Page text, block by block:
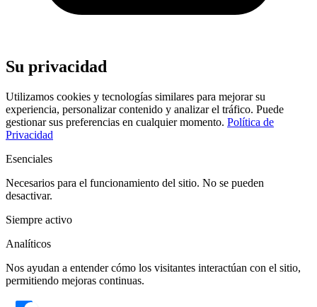
Su privacidad
Utilizamos cookies y tecnologías similares para mejorar su
experiencia, personalizar contenido y analizar el tráfico. Puede
gestionar sus preferencias en cualquier momento. Política de
Privacidad
Esenciales
Necesarios para el funcionamiento del sitio. No se pueden
desactivar.
Siempre activo
Analíticos
Nos ayudan a entender cómo los visitantes interactúan con el sitio,
permitiendo mejoras continuas.